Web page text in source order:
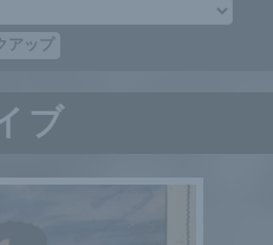
アップ
ブ